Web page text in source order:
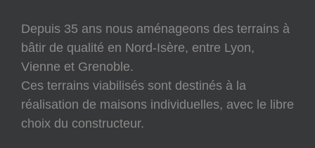
Depuis 35 ans nous aménageons des terrains à
bâtir de qualité en Nord-Isère, entre Lyon,
Vienne et Grenoble.
Ces terrains viabilisés sont destinés à la
réalisation de maisons individuelles, avec le libre
choix du constructeur.